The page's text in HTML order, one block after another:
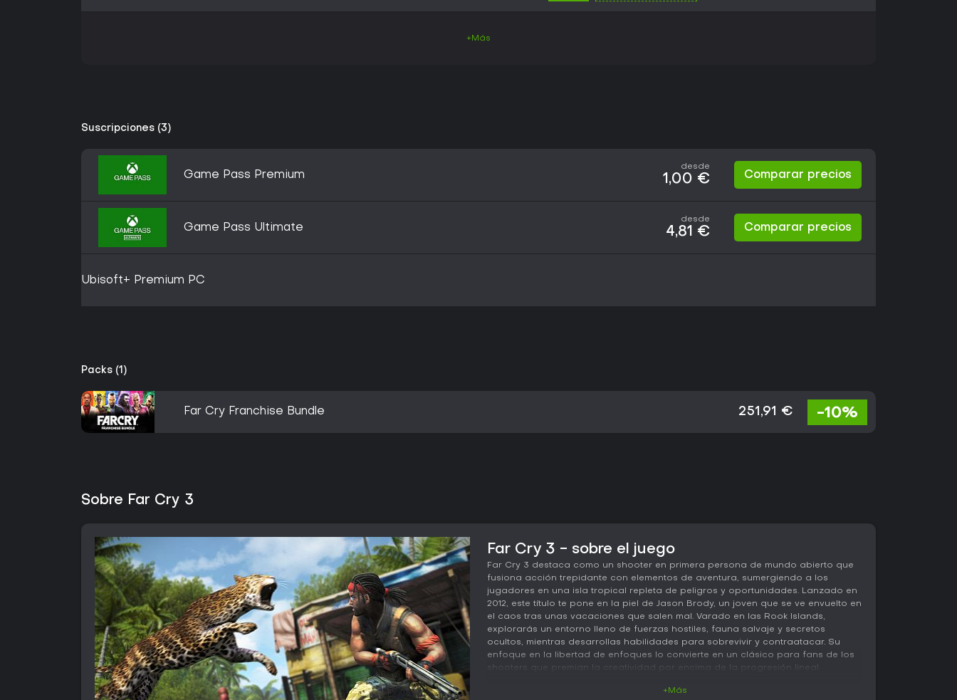
+Más
Suscripciones (3)
Game Pass Premium
desde
1,00 € Comparar precios
Game Pass Ultimate
desde
4,81 € Comparar precios
Ubisoft+ Premium PC
Packs (1)
Far Cry Franchise Bundle 251,91 € -10%
Sobre Far Cry 3
Far Cry 3 - sobre el juego
Far Cry 3 destaca como un shooter en primera persona de mundo abierto que
fusiona acción trepidante con elementos de aventura, sumergiendo a los
jugadores en una isla tropical repleta de peligros y oportunidades. Lanzado en
2012, este título te pone en la piel de Jason Brody, un joven que se ve envuelto en
el caos tras unas vacaciones que salen mal. Varado en las Rook Islands,
explorarás un entorno lleno de fuerzas hostiles, fauna salvaje y secretos
ocultos, mientras desarrollas habilidades para sobrevivir y contraatacar. Su
enfoque en la libertad de enfoques lo convierte en un clásico para fans de los
shooters que premian la creatividad por encima de la progresión lineal.
+Más